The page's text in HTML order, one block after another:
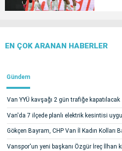
EN ÇOK ARANAN HABERLER
Gündem
Van YYÜ kavşağı 2 gün trafiğe kapatılacak
Van'da 7 ilçede planlı elektrik kesintisi
Gökçen Bayram, CHP Van İl Kadın Kolları
Vanspor'un yeni başkanı Özgür İreç İlhan